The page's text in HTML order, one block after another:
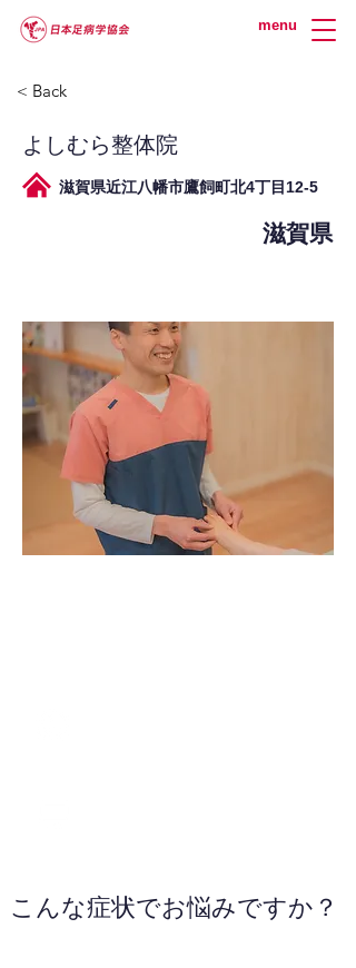
menu
< Back
よしむら整体院
滋賀県近江八幡市鷹飼町北4丁目12-5
滋賀県
こんな症状でお悩みですか？